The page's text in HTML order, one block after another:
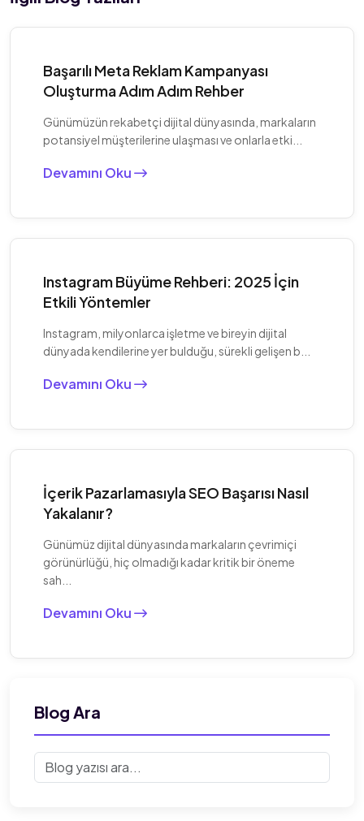
Başarılı Meta Reklam Kampanyası
Oluşturma Adım Adım Rehber
Günümüzün rekabetçi dijital dünyasında, markaların
potansiyel müşterilerine ulaşması ve onlarla etki...
Devamını Oku
Instagram Büyüme Rehberi: 2025 İçin
Etkili Yöntemler
Instagram, milyonlarca işletme ve bireyin dijital
dünyada kendilerine yer bulduğu, sürekli gelişen b...
Devamını Oku
İçerik Pazarlamasıyla SEO Başarısı Nasıl
Yakalanır?
Günümüz dijital dünyasında markaların çevrimiçi
görünürlüğü, hiç olmadığı kadar kritik bir öneme
sah...
Devamını Oku
Blog Ara